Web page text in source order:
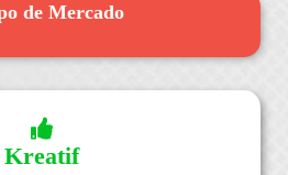
de Mercado
Kreatif